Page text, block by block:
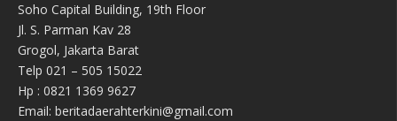
Soho Capital Building, 19th Floor
Jl. S. Parman Kav 28
Grogol, Jakarta Barat
Telp 021 – 505 15022
Hp : 0821 1369 9627
Email: beritadaerahterkini@gmail.com